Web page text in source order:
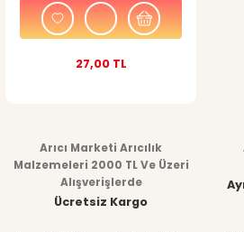
27,00 TL
Arıcı Marketi Arıcılık
Malzemeleri 2000 TL Ve Üzeri
Alışverişlerde
Ücretsiz Kargo